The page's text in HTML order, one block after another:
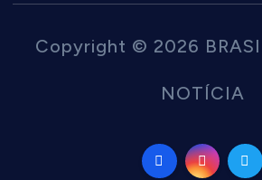
Copyright © 2026
NOTÍCIA